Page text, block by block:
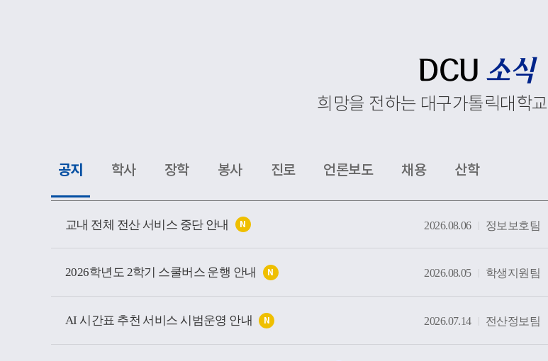
주요 성과와 향후 발전 방향을
대학 구성원들에게 격려의 말
속적인 발전과 구성원 모두를
는 현장을 살펴봤다. 특히 대
방문은 사랑과 봉사의 교육이
온 우리 대학의 교육 방향을 공
발전을 위해 지속적으로 협력
DCU 소식
희망을 전하는 대구가톨릭대학
공지 학사 장학 봉사 진로 언론보도 채용 산학
목
교내 전체 전산 서비스 중단 안내 N 2026.08.06 정보보호팀
2026학년도 2학기 스쿨버스 운행 안내 N 2026.08.05 학생지원팀
AI 시간표 추천 서비스 시범운영 안내 N 2026.07.14 전산정보팀